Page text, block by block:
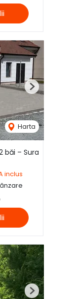
Harta
Next
băi – Sura
inclus
Next